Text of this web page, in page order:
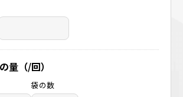
量（/回）
袋の数